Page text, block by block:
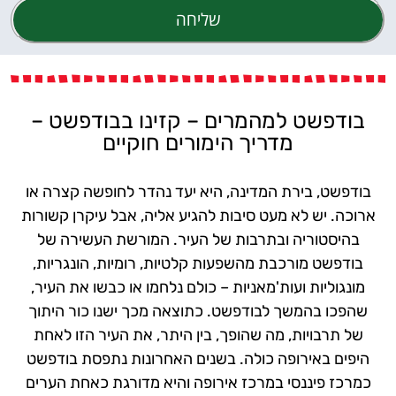
שליחה
בודפשט למהמרים – קזינו בבודפשט –
מדריך הימורים חוקיים
בודפשט, בירת המדינה, היא יעד נהדר לחופשה קצרה או
ארוכה. יש לא מעט סיבות להגיע אליה, אבל עיקרן קשורות
בהיסטוריה ובתרבות של העיר. המורשת העשירה של
בודפשט מורכבת מהשפעות קלטיות, רומיות, הונגריות,
מונגוליות ועות'מאניות – כולם נלחמו או כבשו את העיר,
שהפכו בהמשך לבודפשט. כתוצאה מכך ישנו כור היתוך
של תרבויות, מה שהופך, בין היתר, את העיר הזו לאחת
היפים באירופה כולה. בשנים האחרונות נתפסת בודפשט
כמרכז פיננסי במרכז אירופה והיא מדורגת כאחת הערים